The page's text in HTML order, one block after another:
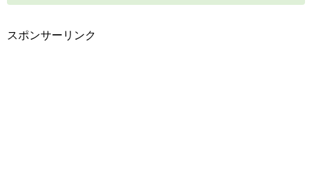
スポンサーリンク